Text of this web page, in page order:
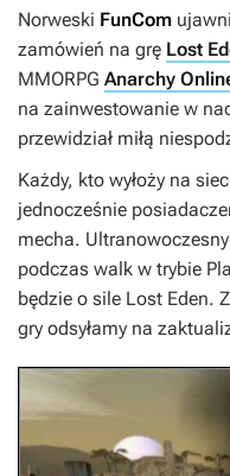
Norweski FunCom
zamówień na grę Lost
MMORPG Anarchy
na zainwestowanie w
przewidział miłą
Każdy, kto wyłoży na
jednocześnie
mecha.
podczas walk w trybie
będzie o sile Lost Eden.
gry odsyłamy na